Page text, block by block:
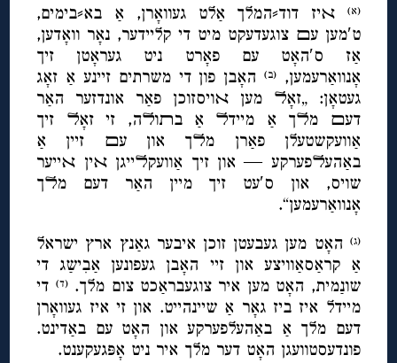
(א)
ﬡיז דוד⸗המלך אַלט געוואָרן, אַ בא⸗בימים,
ט′מען עﬦ צוגעדעקט מיט די קליידער, נאָר וואָדען,
אַז ס′האָט עם פאָרט ניט געראָטן זיך
אָנוואַרעמען,(ב) האָבן פון די משרתים זיינע אַ זאָג
געטאָן: „זאָﬥ מען ﬡויסזוכן פאַר אונדזער האַר
דעﬦ מﬥך אַ מיידﬥ אַ בﬨוﬥה, זי זאָﬥ זיך
אַוועקשטעלן פאַרן מﬥך און עﬦ זיין אַ
באַהעﬥפערקע — און זיך אַוועקﬥייגן ﬡין ﬡייער
שויס, און ס′עט זיך מיין האַר דעם מﬥך
אָנוואַרעמען“.
(ג) האָט מען געבעטן זוכן איבער גאַנץ ארץ ישראל
אַ קראַסאַוויצע און זיי האָבן געפונען אַבִישַג די
שונַמית, האָט מען איר צוגעבראַכט צום מלך.(ד) די
מיידל איז ביז גאָר אַ שיינהייט. און זי איז געוואָרן
דעם מלך אַ באַהעלפערקע און האָט עם באַדינט.
פונדעסטוועגן האָט דער מלך איר ניט אָפּגעקענט.